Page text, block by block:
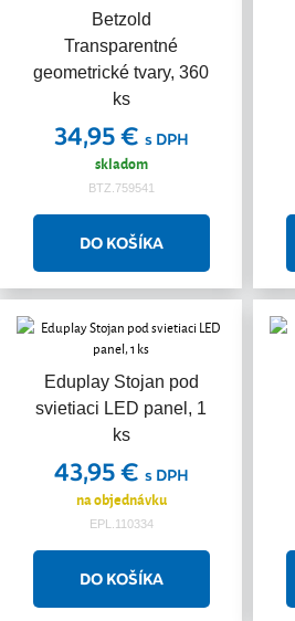
Betzold
Transparentné
geometrické tvary, 360
ks
34,95 € s DPH
skladom
BTZ.759541
Eduplay Stojan pod
svietiaci LED panel, 1
ks
43,95 € s DPH
na objednávku
EPL.110334